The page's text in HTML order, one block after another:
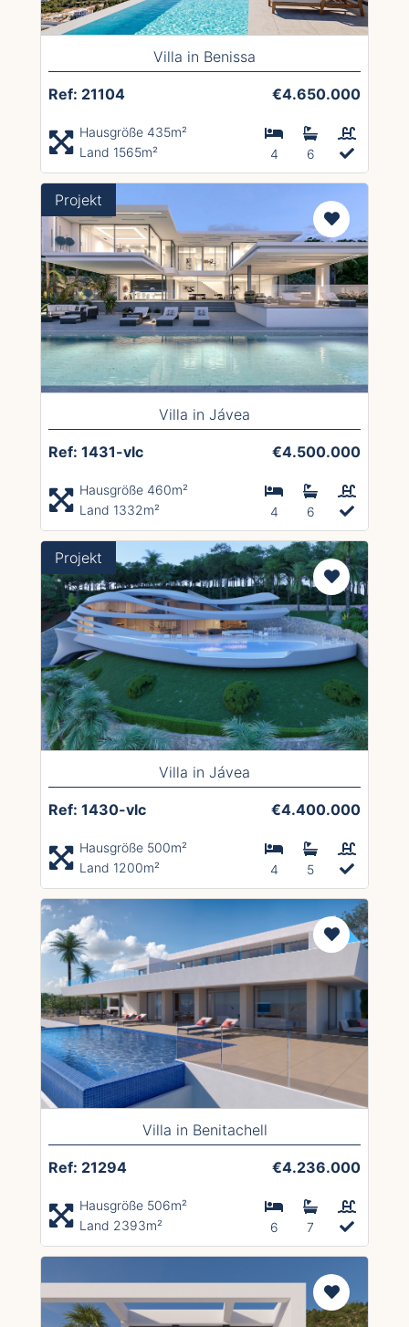
Villa in Benissa
Ref: 21104 €4.650.000
Hausgröße 435m²
Land 1565m²
4 6
Projekt
Villa in Jávea
Ref: 1431-vlc €4.500.000
Hausgröße 460m²
Land 1332m²
4 6
Projekt
Villa in Jávea
Ref: 1430-vlc €4.400.000
Hausgröße 500m²
Land 1200m²
4 5
Villa in Benitachell
Ref: 21294 €4.236.000
Hausgröße 506m²
Land 2393m²
6 7